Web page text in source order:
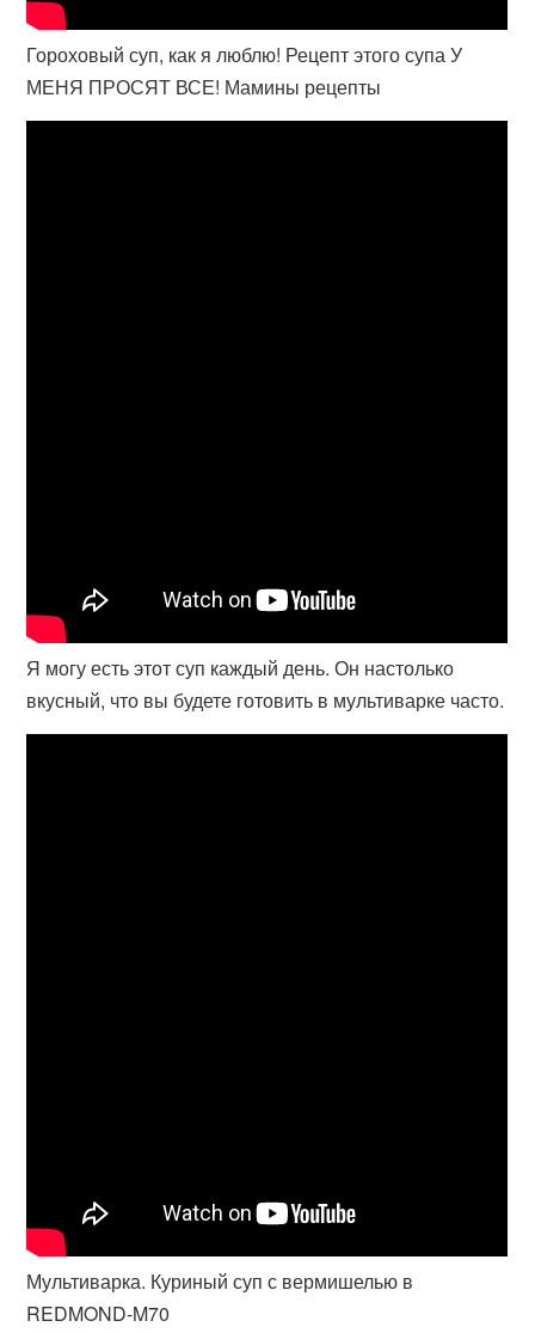
Гороховый суп, как я люблю! Рецепт этого супа У
МЕНЯ ПРОСЯТ ВСЕ! Мамины рецепты
Я могу есть этот суп каждый день. Он настолько
вкусный, что вы будете готовить в мультиварке часто.
Мультиварка. Куриный суп с вермишелью в
REDMOND-M70